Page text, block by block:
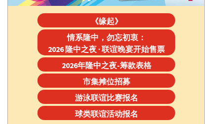
《缘起》
情系隆中，勿忘初衷：
2026 隆中之夜 · 联谊晚宴开始售票
2026年隆中之夜-筹款表格
市集摊位招募
游泳联谊比赛报名
球类联谊活动报名